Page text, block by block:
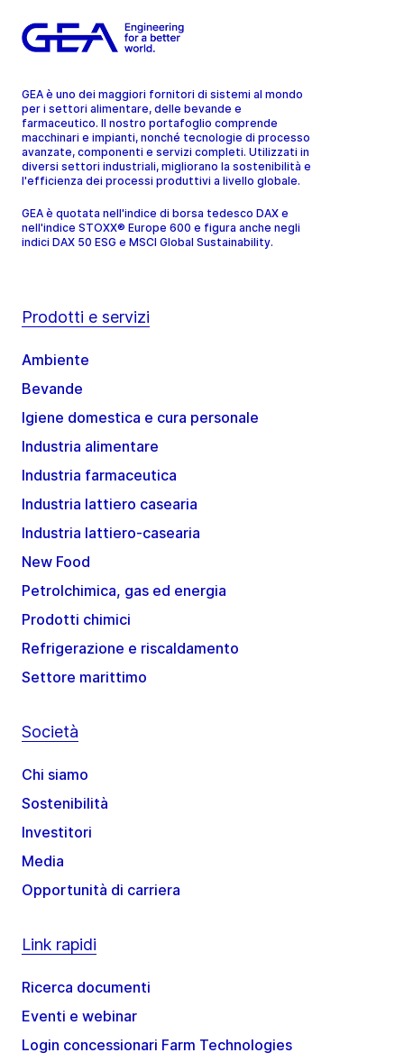
GEA è uno dei maggiori fornitori di sistemi al mondo
per i settori alimentare, delle bevande e
farmaceutico. Il nostro portafoglio comprende
macchinari e impianti, nonché tecnologie di processo
avanzate, componenti e servizi completi. Utilizzati in
diversi settori industriali, migliorano la sostenibilità e
l'efficienza dei processi produttivi a livello globale.
GEA è quotata nell'indice di borsa tedesco DAX e
nell'indice STOXX® Europe 600 e figura anche negli
indici DAX 50 ESG e MSCI Global Sustainability.
Prodotti e servizi
Ambiente
Bevande
Igiene domestica e cura personale
Industria alimentare
Industria farmaceutica
Industria lattiero casearia
Industria lattiero-casearia
New Food
Petrolchimica, gas ed energia
Prodotti chimici
Refrigerazione e riscaldamento
Settore marittimo
Società
Chi siamo
Sostenibilità
Investitori
Media
Opportunità di carriera
Link rapidi
Ricerca documenti
Eventi e webinar
Login concessionari Farm Technologies